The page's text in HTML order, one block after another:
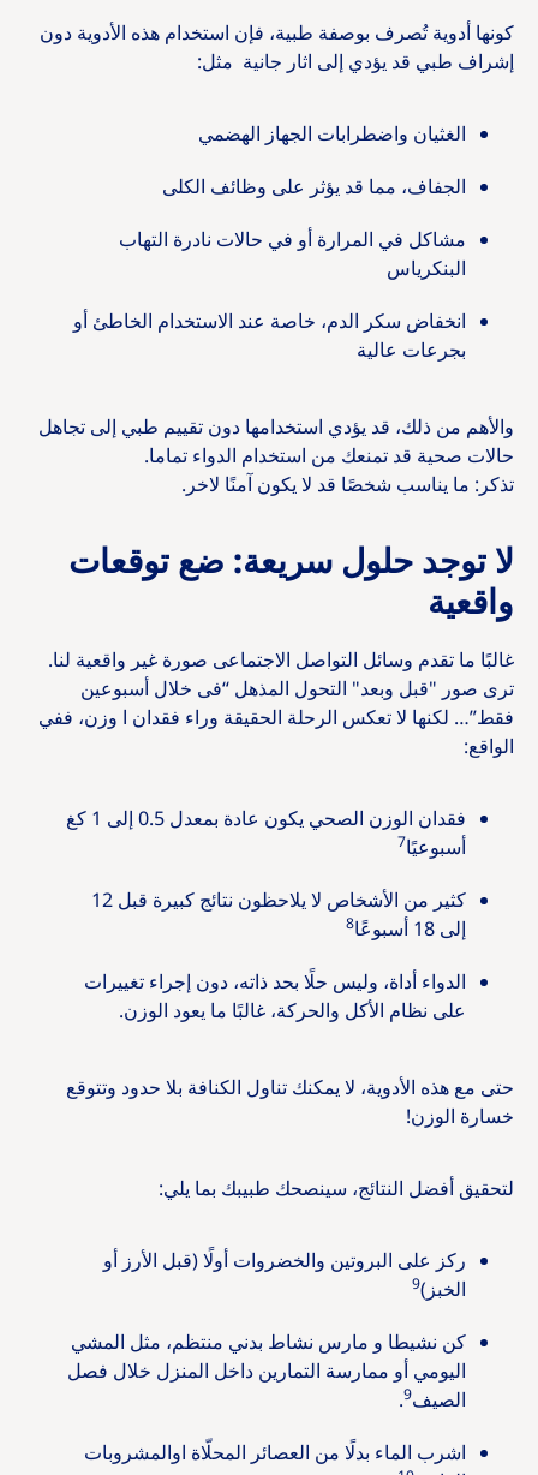
كونها أدوية تُصرف بوصفة طبية، فإن استخدام هذه الأدوية دون
إشراف طبي قد يؤدي إلى اثار جانية مثل:
الغثيان واضطرابات الجهاز الهضمي
الجفاف، مما قد يؤثر على وظائف الكلى
مشاكل في المرارة أو في حالات نادرة التهاب
البنكرياس
انخفاض سكر الدم، خاصة عند الاستخدام الخاطئ أو
بجرعات عالية
والأهم من ذلك، قد يؤدي استخدامها دون تقييم طبي إلى تجاهل
حالات صحية قد تمنعك من استخدام الدواء تماما.
تذكر: ما يناسب شخصًا قد لا يكون آمنًا لاخر.
لا توجد حلول سريعة: ضع توقعات
واقعية
غالبًا ما تقدم وسائل التواصل الاجتماعى صورة غير واقعية لنا.
ترى صور "قبل وبعد" التحول المذهل “فى خلال أسبوعين
فقط”… لكنها لا تعكس الرحلة الحقيقة وراء فقدان ا وزن، ففي
الواقع:
فقدان الوزن الصحي يكون عادة بمعدل 0.5 إلى 1 كغ
أسبوعيًا7
كثير من الأشخاص لا يلاحظون نتائج كبيرة قبل 12
إلى 18 أسبوعًا
8
الدواء أداة، وليس حلًا بحد ذاته، دون إجراء تغييرات
على نظام الأكل والحركة، غالبًا ما يعود الوزن.
حتى مع هذه الأدوية، لا يمكنك تناول الكنافة بلا حدود وتتوقع
خسارة الوزن!
لتحقيق أفضل النتائج، سينصحك طبيبك بما يلي:
ركز على البروتين والخضروات أولًا (قبل الأرز أو
الخبز)9
كن نشيطا و مارس نشاط بدني منتظم، مثل المشي
اليومي أو ممارسة التمارين داخل المنزل خلال فصل
الصيف9
.
اشرب الماء بدلًا من العصائر المحلّاة اوالمشروبات